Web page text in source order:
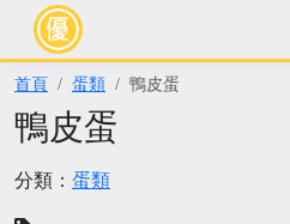
首頁 蛋類 鴨皮蛋
鴨皮蛋
分類： 蛋類